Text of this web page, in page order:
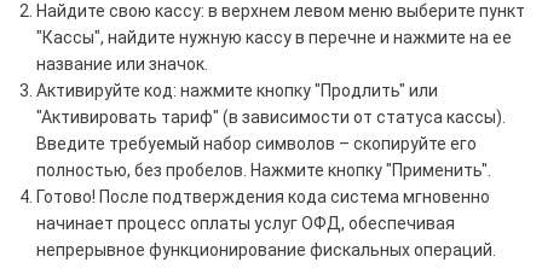
Найдите свою кассу: в верхнем левом меню выберите пункт
"Кассы", найдите нужную кассу в перечне и нажмите на ее
название или значок.
Активируйте код: нажмите кнопку "Продлить" или
"Активировать тариф" (в зависимости от статуса кассы).
Введите требуемый набор символов – скопируйте его
полностью, без пробелов. Нажмите кнопку "Применить".
Готово! После подтверждения кода система мгновенно
начинает процесс оплаты услуг ОФД, обеспечивая
непрерывное функционирование фискальных операций.